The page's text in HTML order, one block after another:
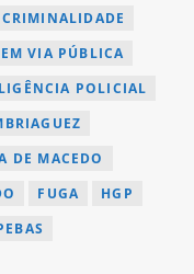
VIA PÚBLICA
POLICIAL
DE MACEDO
FUGA
HGP